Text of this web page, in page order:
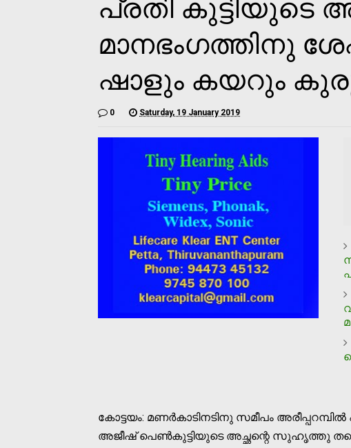
പ്രതി കുട്ടിയുടെ
മാനഭംഗത്തിനു
ഷാളും കയറും
0 Saturday, 19 January 2019
കോട്ടയം: മണര്‍കാടിനടിനു സമീപം
അജീഷ് പെണ്‍കുട്ടിയുടെ അച്ഛന്റെ സുഹൃത്തു